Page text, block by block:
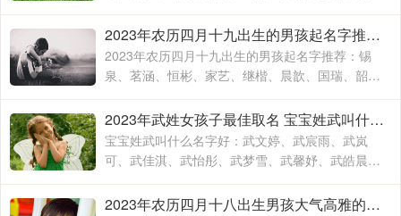
林、霄云、子栋、亦心、梓玉、洛伊、宸溪、浩
明、沐一、浚泽、智豪、鑫磊
2023年农历四月十九出生的男孩起名字推荐 兔年男孩名字2023年名字大全
2023年农历四月十九出生的男孩起名字推荐：锡
泉、茗涵、恒彬、家艺、继楷、晨歆、国瑞、韶
涵、融淳、道明、一惟、智铭、佳洛、奕谨、君
然、明杨、冠泽、晓锋、
2023年武姓女孩子最佳取名 宝宝姓武叫什么名字好
宝宝姓武叫什么名字好：武文婷、武宸雨、武岚
可、武佳淇、武怡彤、武梦雪、武馨妤、武皓晨、
武楚妍、武子懿、武宸羽、武思敏、武梓榆、武思
诺、武奕君、武涵雨、武
2023年农历四月十八出生男孩大气高雅的名字 2023年男孩姓名大全